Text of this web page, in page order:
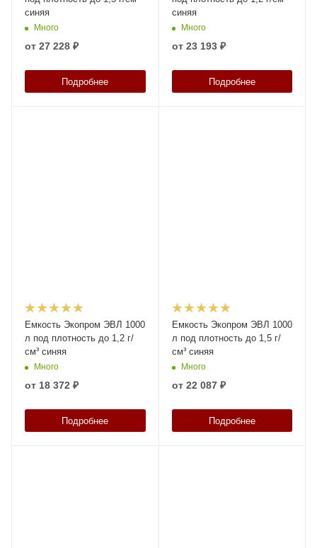
синяя
Много
от 27 228 ₽
Подробнее
синяя
Много
от 23 193 ₽
Подробнее
Емкость Экопром ЭВЛ 1000
л под плотность до 1,2 г/
см³ синяя
Много
от 18 372 ₽
Подробнее
Емкость Экопром ЭВЛ 1000
л под плотность до 1,5 г/
см³ синяя
Много
от 22 087 ₽
Подробнее